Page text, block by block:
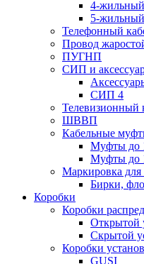
4-жильный
5-жильный
Телефонный
Провод
ПУГНП
СИП и
СИП 4
Телевизионный
ШВВП
Кабельные
Муфты до
Муфты до
Маркировка для
Бирки,
Коробки
Коробки
Открытой
Скрытой
Коробки
GUSI